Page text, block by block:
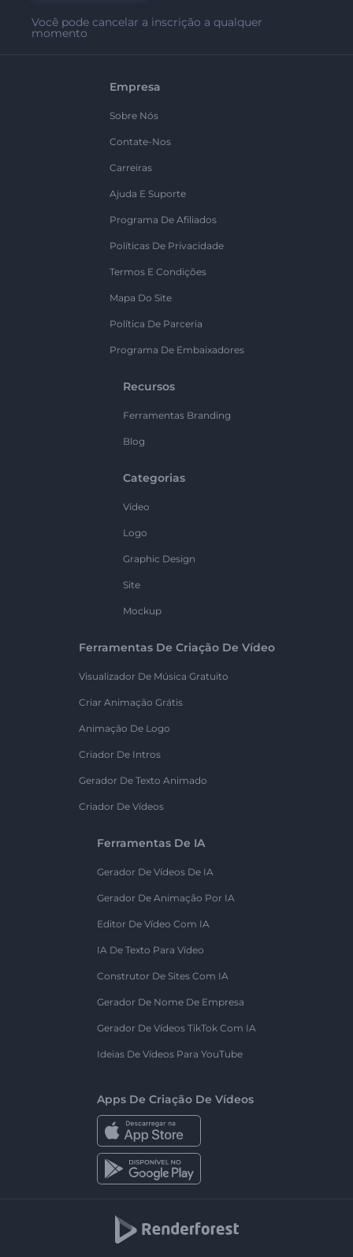
Você pode cancelar a inscrição a qualquer
momento
Empresa
Sobre Nós
Contate-Nos
Carreiras
Ajuda E Suporte
Programa De Afiliados
Políticas De Privacidade
Termos E Condições
Mapa Do Site
Política De Parceria
Programa De Embaixadores
Recursos
Ferramentas Branding
Blog
Categorias
Vídeo
Logo
Graphic Design
Site
Mockup
Ferramentas De Criação De Vídeo
Visualizador De Música Gratuito
Criar Animação Grátis
Animação De Logo
Criador De Intros
Gerador De Texto Animado
Criador De Vídeos
Ferramentas De IA
Gerador De Vídeos De IA
Gerador De Animação Por IA
Editor De Vídeo Com IA
IA De Texto Para Vídeo
Construtor De Sites Com IA
Gerador De Nome De Empresa
Gerador De Vídeos TikTok Com IA
Ideias De Vídeos Para YouTube
Apps De Criação De Vídeos